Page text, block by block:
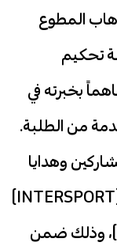
المطوع
تحكيم
بخبرته في
من الطلبة.
وهدايا
من العلامات التجارية «إنترسبورت» (INTERSPORT)
«يوسك» (JYSK)، و «نوكس» (Nuxe)، وذلك ضمن